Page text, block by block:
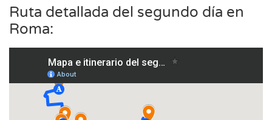
Ruta detallada del segundo día en
Roma: